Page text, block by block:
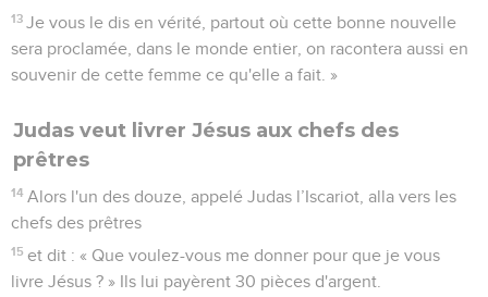
13 Je vous le dis en vérité, partout où cette bonne nouvelle
sera proclamée, dans le monde entier, on racontera aussi en
souvenir de cette femme ce qu'elle a fait. »
Judas veut livrer Jésus aux chefs des
prêtres
14 Alors l'un des douze, appelé Judas l’Iscariot, alla vers les
chefs des prêtres
15 et dit : « Que voulez-vous me donner pour que je vous
livre Jésus ? » Ils lui payèrent 30 pièces d'argent.